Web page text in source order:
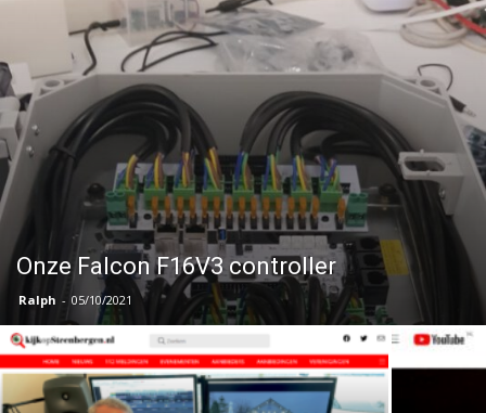
Onze Falcon F16V3 controller
Ralph - 05/10/2021